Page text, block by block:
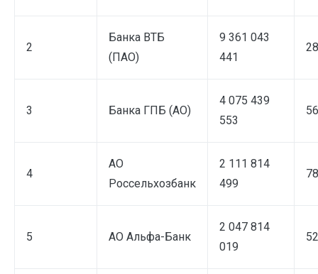
2
Банка ВТБ
(ПАО)
9 361 043
441
3 Банка ГПБ (АО)
4 075 439
553
4
АО
Россельхозбанк
2 111 814
499
5 АО Альфа-Банк
2 047 814
019